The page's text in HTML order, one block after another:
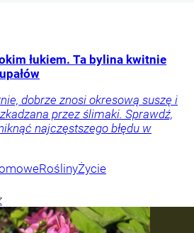
łukiem. Ta bylina kwitnie
dobrze znosi okresową suszę i
przez ślimaki. Sprawdź,
najczęstszego błędu w
RoślinyŻycie